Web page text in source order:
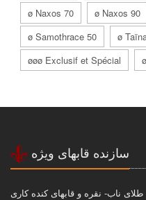
ø Naxos 70
ø Naxos 90
ø Samothrace 50
ø
øøø Exclusif et Spécial
سازنده قابهاى ويژه
ناب- نقره و قابهاى كنده كارى